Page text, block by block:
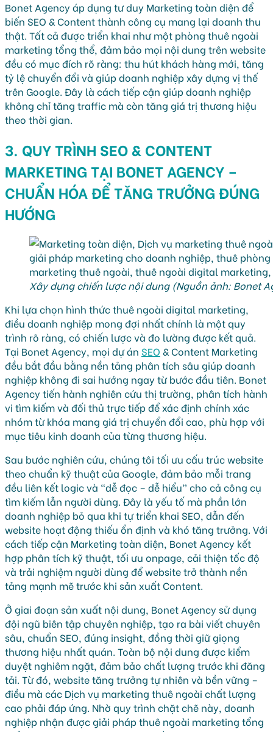
Bonet Agency áp dụng tư duy Marketing toàn diện để
biến SEO & Content thành công cụ mang lại doanh thu
thật. Tất cả được triển khai như một phòng thuê ngoài
marketing tổng thể, đảm bảo mọi nội dung trên website
đều có mục đích rõ ràng: thu hút khách hàng mới, tăng
tỷ lệ chuyển đổi và giúp doanh nghiệp xây dựng vị thế
trên Google. Đây là cách tiếp cận giúp doanh nghiệp
không chỉ tăng traffic mà còn tăng giá trị thương hiệu
theo thời gian.
3. QUY TRÌNH SEO & CONTENT
MARKETING TẠI BONET AGENCY –
CHUẨN HÓA ĐỂ TĂNG TRƯỞNG ĐÚNG
HƯỚNG
Xây dựng chiến lược nội dung (Nguồn ảnh: Bonet
Khi lựa chọn hình thức thuê ngoài digital marketing,
điều doanh nghiệp mong đợi nhất chính là một quy
trình rõ ràng, có chiến lược và đo lường được kết quả.
Tại Bonet Agency, mọi dự án SEO & Content Marketing
đều bắt đầu bằng nền tảng phân tích sâu giúp doanh
nghiệp không đi sai hướng ngay từ bước đầu tiên. Bonet
Agency tiến hành nghiên cứu thị trường, phân tích hành
vi tìm kiếm và đối thủ trực tiếp để xác định chính xác
nhóm từ khóa mang giá trị chuyển đổi cao, phù hợp với
mục tiêu kinh doanh của từng thương hiệu.
Sau bước nghiên cứu, chúng tôi tối ưu cấu trúc website
theo chuẩn kỹ thuật của Google, đảm bảo mỗi trang
đều liên kết logic và “dễ đọc – dễ hiểu” cho cả công cụ
tìm kiếm lẫn người dùng. Đây là yếu tố mà phần lớn
doanh nghiệp bỏ qua khi tự triển khai SEO, dẫn đến
website hoạt động thiếu ổn định và khó tăng trưởng. Với
cách tiếp cận Marketing toàn diện, Bonet Agency kết
hợp phân tích kỹ thuật, tối ưu onpage, cải thiện tốc độ
và trải nghiệm người dùng để website trở thành nền
tảng mạnh mẽ trước khi sản xuất Content.
Ở giai đoạn sản xuất nội dung, Bonet Agency sử dụng
đội ngũ biên tập chuyên nghiệp, tạo ra bài viết chuyên
sâu, chuẩn SEO, đúng insight, đồng thời giữ giọng
thương hiệu nhất quán. Toàn bộ nội dung được kiểm
duyệt nghiêm ngặt, đảm bảo chất lượng trước khi đăng
tải. Từ đó, website tăng trưởng tự nhiên và bền vững –
điều mà các Dịch vụ marketing thuê ngoài chất lượng
cao phải đáp ứng. Nhờ quy trình chặt chẽ này, doanh
nghiệp nhận được giải pháp thuê ngoài marketing tổng